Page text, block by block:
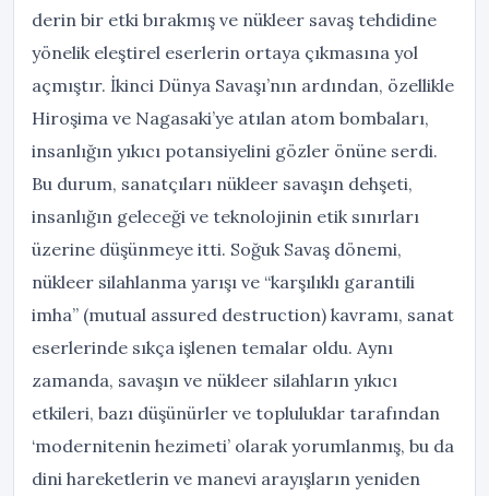
derin bir etki bırakmış ve nükleer savaş tehdidine
yönelik eleştirel eserlerin ortaya çıkmasına yol
açmıştır. İkinci Dünya Savaşı’nın ardından, özellikle
Hiroşima ve Nagasaki’ye atılan atom bombaları,
insanlığın yıkıcı potansiyelini gözler önüne serdi.
Bu durum, sanatçıları nükleer savaşın dehşeti,
insanlığın geleceği ve teknolojinin etik sınırları
üzerine düşünmeye itti. Soğuk Savaş dönemi,
nükleer silahlanma yarışı ve “karşılıklı garantili
imha” (mutual assured destruction) kavramı, sanat
eserlerinde sıkça işlenen temalar oldu. Aynı
zamanda, savaşın ve nükleer silahların yıkıcı
etkileri, bazı düşünürler ve topluluklar tarafından
‘modernitenin hezimeti’ olarak yorumlanmış, bu da
dini hareketlerin ve manevi arayışların yeniden